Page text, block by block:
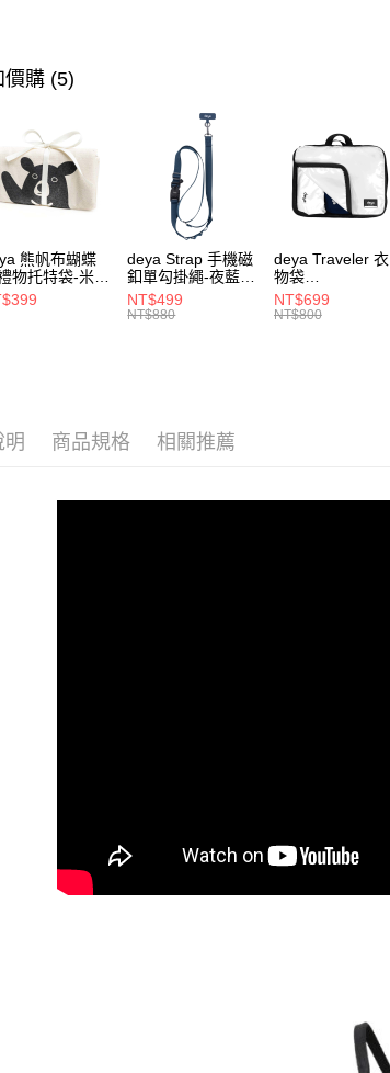
價購 (5)
熊帆布蝴蝶
物托特袋-米色
deya Strap 手機磁
釦單勾掛繩-夜藍色
62611105501
NT$499
NT$880
deya Traveler 衣
物袋
62406090901
NT$699
NT$800
明 商品規格 相關推薦